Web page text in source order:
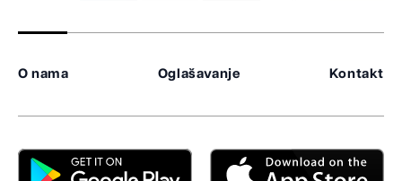
O nama Oglašavanje Kontakt